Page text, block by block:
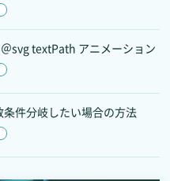
svg textPath アニメーション
件分岐したい場合の方法